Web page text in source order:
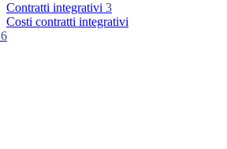
Contratti integrativi 3
Costi contratti integrativi
6